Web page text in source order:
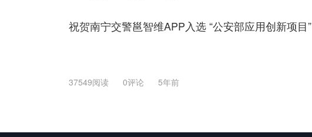
祝贺南宁交警邕智维APP入选 “公安部应用创新项目”
37549阅读 0评论 5年前